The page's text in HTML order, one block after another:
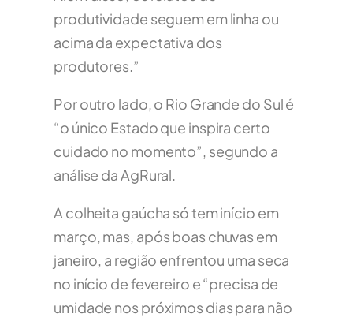
produtividade seguem em linha ou
acima da expectativa dos
produtores.”
Por outro lado, o Rio Grande do Sul é
“o único Estado que inspira certo
cuidado no momento”, segundo a
análise da AgRural.
A colheita gaúcha só tem início em
março, mas, após boas chuvas em
janeiro, a região enfrentou uma seca
no início de fevereiro e “precisa de
umidade nos próximos dias para não